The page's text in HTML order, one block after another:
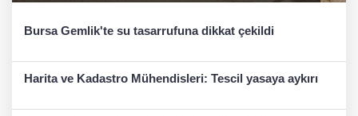
Bursa Gemlik'te su tasarrufuna dikkat çekildi
Harita ve Kadastro Mühendisleri: Tescil yasaya aykırı